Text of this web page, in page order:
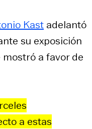
Kast adelantó
su exposición
mostró a favor de
a estas